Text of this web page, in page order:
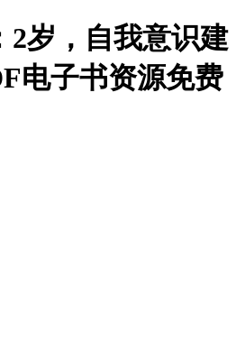
2岁，自我意识建
电子书资源免费